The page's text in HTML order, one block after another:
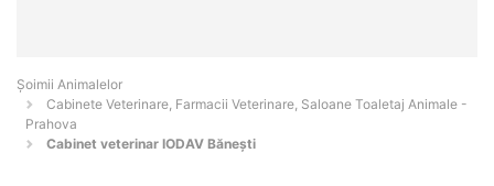
Şoimii Animalelor
Cabinete Veterinare, Farmacii Veterinare, Saloane Toaletaj Animale -
Prahova
Cabinet veterinar IODAV Bănești